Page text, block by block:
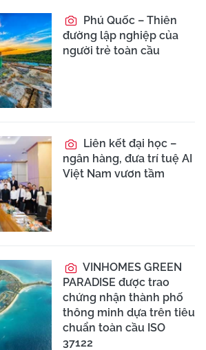
Phú Quốc – Thiên
đường lập nghiệp của
người trẻ toàn cầu
Liên kết đại học –
ngân hàng, đưa trí tuệ AI
Việt Nam vươn tầm
VINHOMES GREEN
PARADISE được trao
chứng nhận thành phố
thông minh dựa trên tiêu
chuẩn toàn cầu ISO
37122